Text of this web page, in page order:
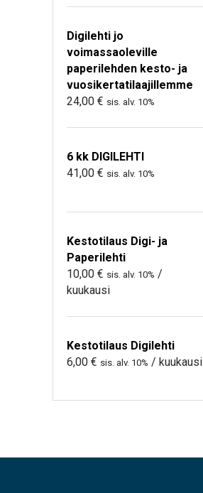
Digilehti jo
voimassaoleville
paperilehden kesto- ja
vuosikertatilaajillemme
24,00 € sis. alv. 10%
6 kk DIGILEHTI
41,00 € sis. alv. 10%
Kestotilaus Digi- ja
Paperilehti
10,00 € sis. alv. 10% /
kuukausi
Kestotilaus Digilehti
6,00 € sis. alv. 10% / kuukausi